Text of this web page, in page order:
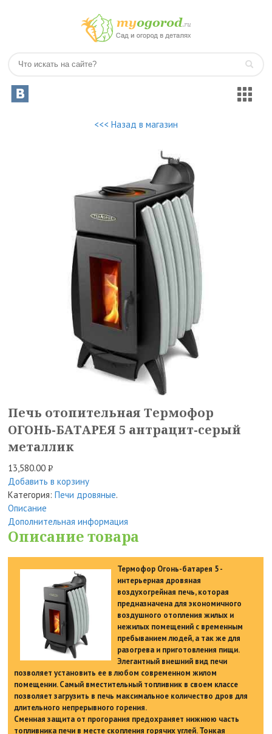
<<< Назад в магазин
Печь отопительная Термофор
ОГОНЬ-БАТАРЕЯ 5 антрацит-серый
металлик
13,580.00Р
УБ.
Добавить в корзину
Категория:Печи дровяные.
Описание
Дополнительная информация
Описание товара
Термофор Огонь-батарея 5 -
интерьерная дровяная
воздухогрейная печь, которая
предназначена для экономичного
воздушного отопления жилых и
нежилых помещений с временным
пребыванием людей, а так же для
разогрева и приготовления пищи.
Элегантный внешний вид печи
позволяет установить ее в любом современном жилом
помещении. Самый вместительный топливник в своем классе
позволяет загрузить в печь максимальное количество дров для
длительного непрерывного горения.
Сменная защита от прогорания предохраняет нижнюю часть
топливника печи в месте скопления горячих углей. Тонкая